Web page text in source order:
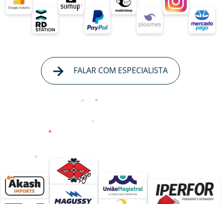
FALAR COM ESPECIALISTA